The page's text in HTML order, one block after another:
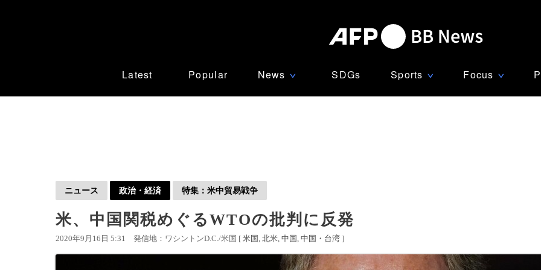
Latest Popular News ∨ SDGs Sports ∨ Focus ∨
ニュース 政治・経済 特集：米中貿易戦争
米、中国関税めぐるWTOの批判に反発
2020年9月16日 5:31 発信地：ワシントンD.C./米国 [ 米国 北米 中国 中国・台湾 ]